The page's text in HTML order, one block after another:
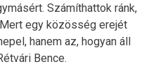
Számíthattok ránk,
egy közösség erejét
hanem az, hogyan áll
Bence.